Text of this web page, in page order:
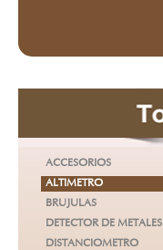
ACCESORIOS
ALTIMETRO
BRUJULAS
DETECTOR DE METALES
DISTANCIOMETRO